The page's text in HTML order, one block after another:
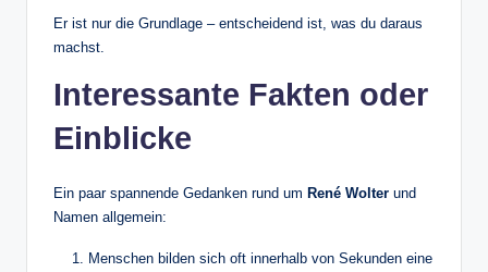
Er ist nur die Grundlage – entscheidend ist, was du daraus
machst.
Interessante Fakten oder
Einblicke
Ein paar spannende Gedanken rund um René Wolter und
Namen allgemein:
Menschen bilden sich oft innerhalb von Sekunden eine